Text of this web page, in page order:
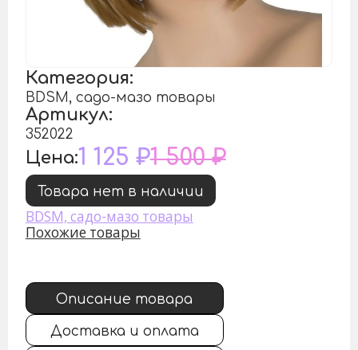
Категория:
BDSM, садо-мазо товары
Артикул:
352022
Цена:1 125 ₽1 500 ₽
Товара нет в наличии
BDSM, садо-мазо товары
Похожие товары
Описание товара
Доставка и оплата